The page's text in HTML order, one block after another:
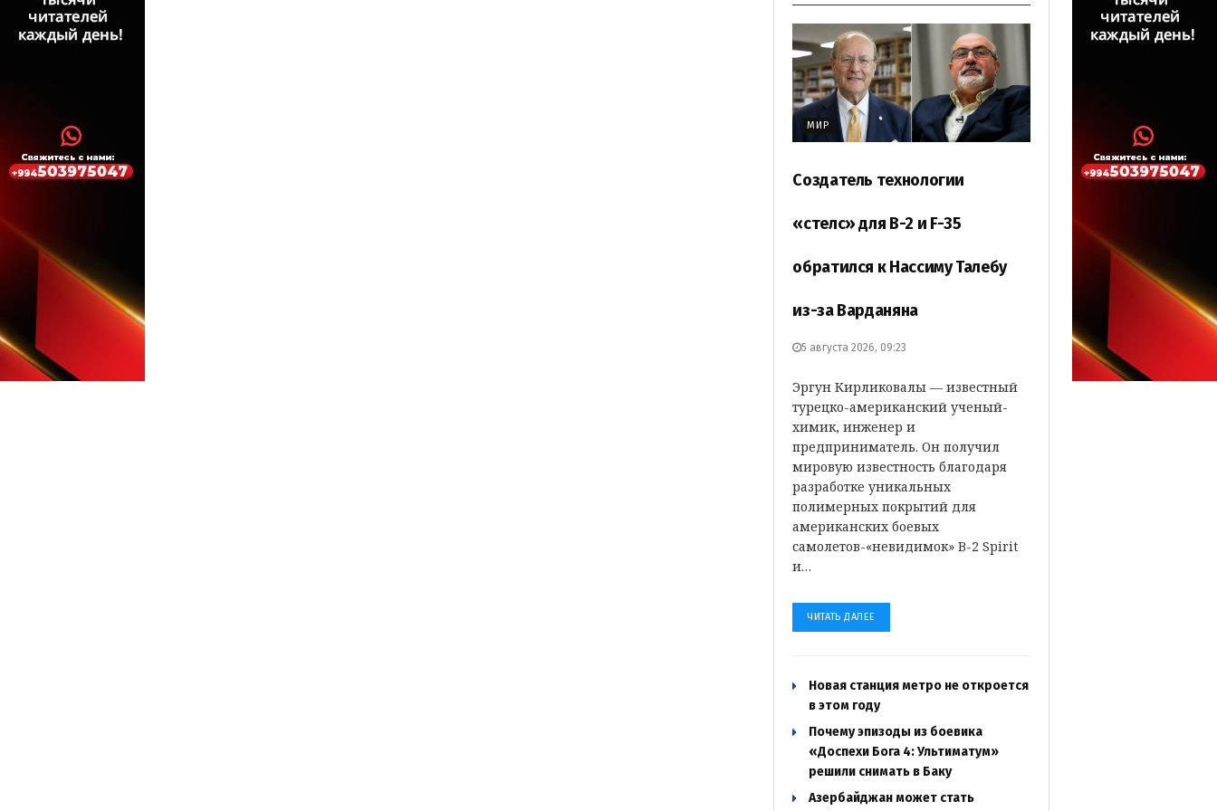
МИР
Создатель технологии
«стелс» для B-2 и F-35
обратился к Нассиму Талебу
из-за Варданяна
5 августа 2026, 09:23
Эргун Кирликовалы — известный
турецко-американский ученый-
химик, инженер и
предприниматель. Он получил
мировую известность благодаря
разработке уникальных
полимерных покрытий для
американских боевых
самолетов-«невидимок» B-2 Spirit
и…
ЧИТАТЬ ДАЛЕЕ
Новая станция метро не откроется
в этом году
Почему эпизоды из боевика
«Доспехи Бога 4: Ультиматум»
решили снимать в Баку
Азербайджан может стать